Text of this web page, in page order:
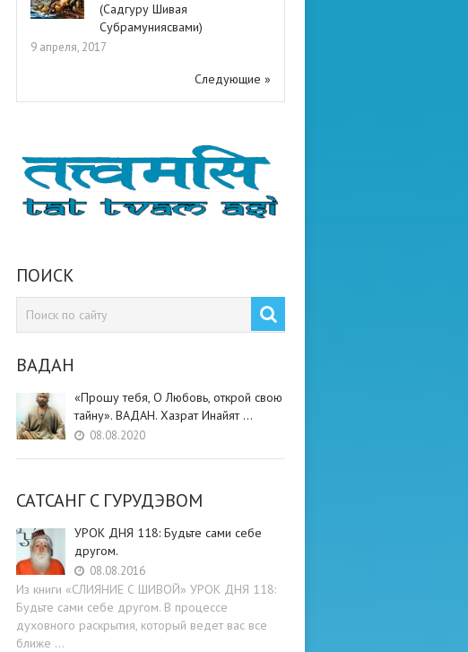
(Садгуру Шивая
Субрамуниясвами)
9 апреля, 2017
Следующие »
ПОИСК
ВАДАН
«Прошу тебя, О Любовь, открой свою
тайну». ВАДАН. Хазрат Инайят …
08.08.2020
САТСАНГ C ГУРУДЭВОМ
УРОК ДНЯ 118: Будьте cами cебе
другом.
08.08.2016
Из книги «СЛИЯНИЕ С ШИВОЙ» УРОК ДНЯ 118:
Будьте cами cебе другом. В процессе
духовного раскрытия, который ведет вас все
ближе …